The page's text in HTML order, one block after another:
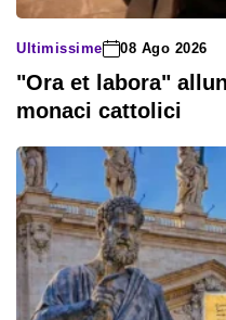
Ultimissime 08 Ago 2026
"Ora et labora"
monaci cattolici